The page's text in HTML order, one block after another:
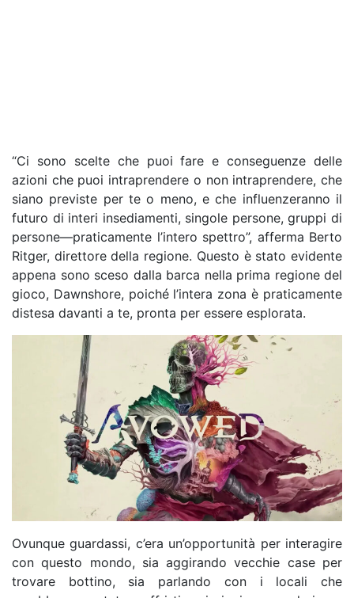
“Ci sono scelte che puoi fare e conseguenze delle
azioni che puoi intraprendere o non intraprendere, che
siano previste per te o meno, e che influenzeranno il
futuro di interi insediamenti, singole persone, gruppi di
persone—praticamente l’intero spettro”, afferma Berto
Ritger, direttore della regione. Questo è stato evidente
appena sono sceso dalla barca nella prima regione del
gioco, Dawnshore, poiché l’intera zona è praticamente
distesa davanti a te, pronta per essere esplorata.
Ovunque guardassi, c’era un’opportunità per interagire
con questo mondo, sia aggirando vecchie case per
trovare bottino, sia parlando con i locali che